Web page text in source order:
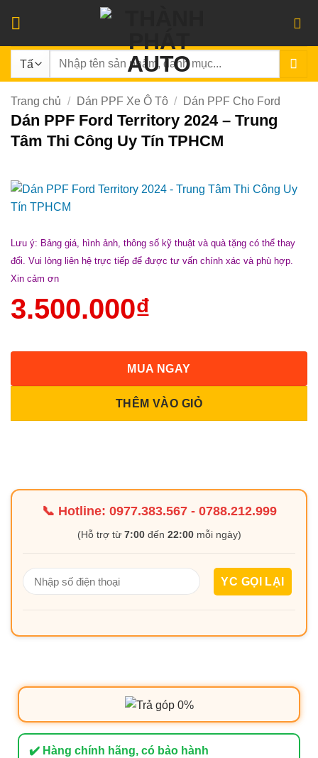
qua
nội
dung
Tìm
Trang chủ / Dán PPF Xe Ô Tô / Dán PPF Cho Ford
Dán PPF Ford Territory 2024 – Trung
Tâm Thi Công Uy Tín TPHCM
Lưu ý: Bảng giá, hình ảnh, thông số kỹ thuật và quà tặng có thể thay
đổi. Vui lòng liên hệ trực tiếp để được tư vấn chính xác và phù hợp.
Xin cảm ơn
3.500.000₫
THÊM VÀO GIỎ
MUA NGAY
📞 Hotline: 0977.383.567- 0788.212.999
(Hỗ trợ từ 7:00đến 22:00mỗi ngày)
✔️ Hàng chính hãng, có bảo hành